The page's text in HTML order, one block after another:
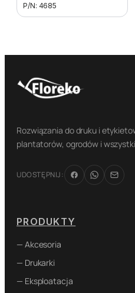
P/N: 4685
Rozwiązania do druku i
plantatorów, ogrodów i
UDOSTĘPNIJ:
PRODUKTY
— Akcesoria
— Drukarki
— Eksploatacja